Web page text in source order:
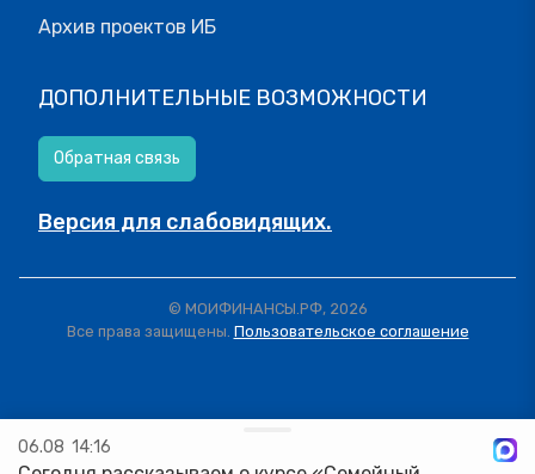
Архив проектов ИБ
ДОПОЛНИТЕЛЬНЫЕ ВОЗМОЖНОСТИ
Обратная связь
Версия для слабовидящих.
© МОИФИНАНСЫ.РФ, 2026
Все права защищены. Пользовательское соглашение
06.08 14:16